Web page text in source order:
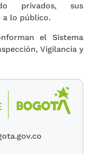
privados, sus
a lo público.
el Sistema
Vigilancia y